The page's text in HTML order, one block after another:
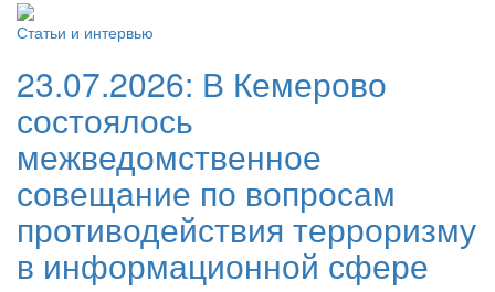
Статьи и интервью
23.07.2026: В Кемерово
состоялось
межведомственное
совещание по вопросам
противодействия терроризму
в информационной сфере